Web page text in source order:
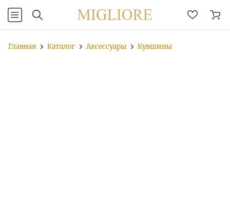
Главная Каталог Аксессуары Кувшины